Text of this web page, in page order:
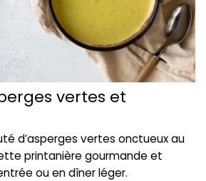
vertes et
d’asperges vertes onctueux au
printanière gourmande et
ou en dîner léger.